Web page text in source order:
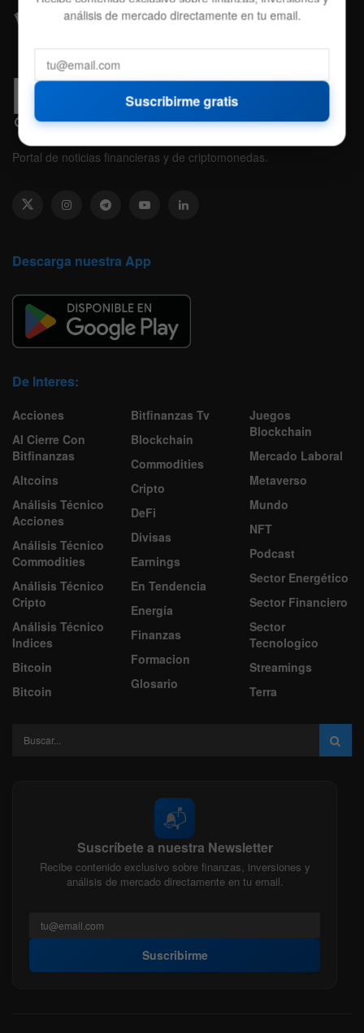
Portal de noticias financieras y de criptomonedas.
Descarga nuestra App
De Interes:
Acciones
Al Cierre Con
Bitfinanzas
Altcoins
Análisis Técnico
Acciones
Análisis Técnico
Commodities
Análisis Técnico
Cripto
Análisis Técnico
Indices
Bitcoin
Bitcoin
Bitfinanzas Tv
Blockchain
Commodities
Cripto
DeFi
Divisas
Earnings
En Tendencia
Energía
Finanzas
Formacion
Glosario
Juegos
Blockchain
Mercado Laboral
Metaverso
Mundo
NFT
Podcast
Sector Energético
Sector Financiero
Sector
Tecnologico
Streamings
Terra
📬
Suscríbete a nuestra Newsletter
Recibe contenido exclusivo sobre finanzas, inversiones y
análisis de mercado directamente en tu email.
Suscribirme
análisis de mercado directamente en tu email.
Suscribirme gratis